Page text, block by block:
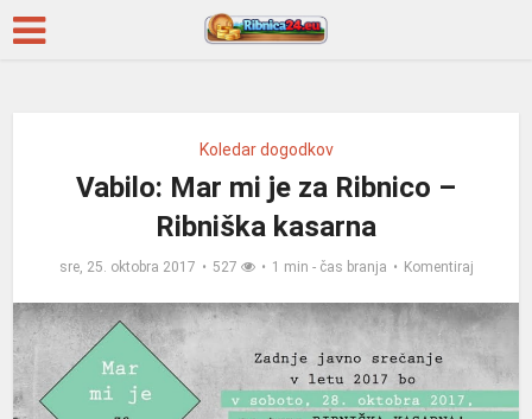
Koledar dogodkov
Vabilo: Mar mi je za Ribnico –
Ribniška kasarna
sre, 25. oktobra 2017 527 1 min - čas branja Komentiraj